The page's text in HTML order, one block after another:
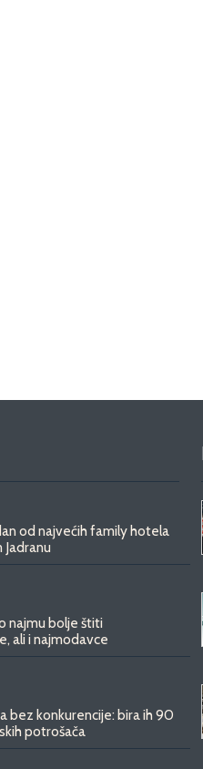
od najvećih family hotela
najmu bolje štiti
ali i najmodavce
bez konkurencije: bira ih 90
potrošača